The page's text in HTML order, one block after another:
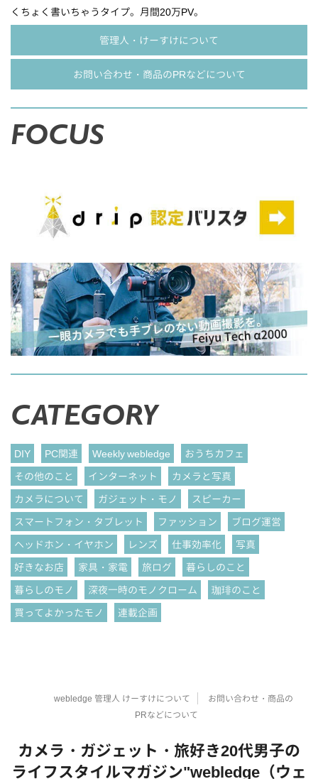
くちょく書いちゃうタイプ。月間20万PV。
管理人・けーすけについて
お問い合わせ・商品のPRなどについて
FOCUS
CATEGORY
DIY PC関連 Weekly webledge
おうちカフェ
その他のこと
インターネット
カメラと写真
カメラについて
ガジェット・モノ
スピーカー
スマートフォン・タブレット
ファッション
ブログ運営
ヘッドホン・イヤホン
レンズ 仕事効率化
写真
好きなお店
家具・家電 旅ログ
暮らしのこと
暮らしのモノ
深夜一時のモノクローム
珈琲のこと
買ってよかったモノ
連載企画
webledge 管理人 けーすけについて
お問い合わせ・商品の
PRなどについて
カメラ・ガジェット・旅好き20代男子の
ライフスタイルマガジン"webledge（ウェ